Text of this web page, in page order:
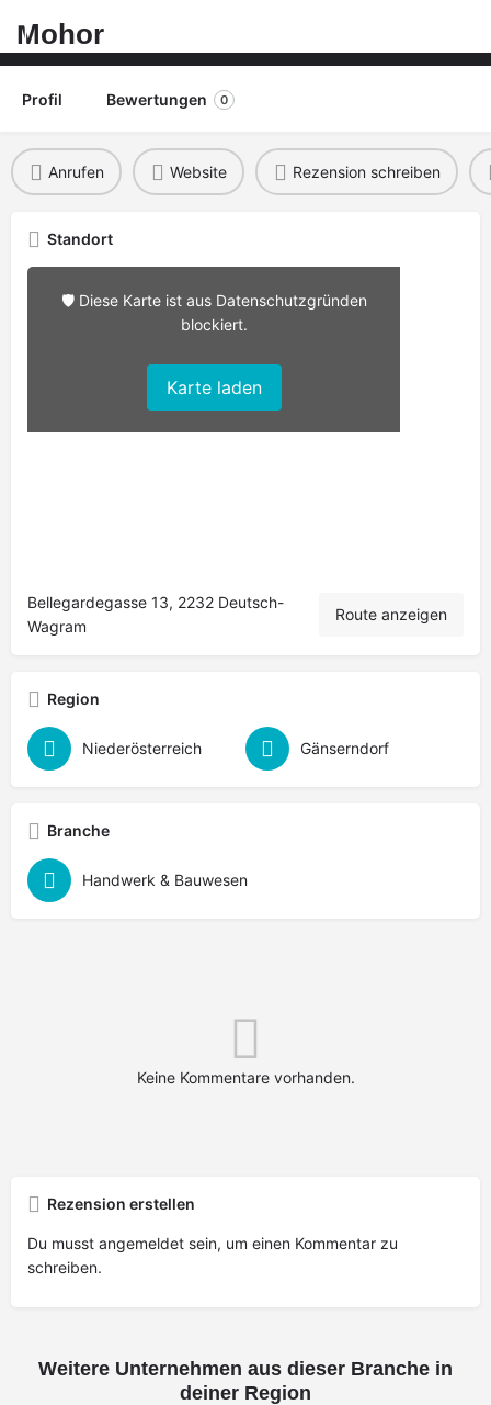
Mohor
Profil Bewertungen 0
Anrufen Website Rezension schreiben
Standort
🛡️ Diese Karte ist aus Datenschutzgründen
blockiert.
Karte laden
Bellegardegasse 13, 2232 Deutsch-
Wagram
Route anzeigen
Region
Niederösterreich Gänserndorf
Branche
Handwerk & Bauwesen
Keine Kommentare vorhanden.
Rezension erstellen
Du musst angemeldet sein, um einen Kommentar zu
schreiben.
Weitere Unternehmen aus dieser Branche in
deiner Region